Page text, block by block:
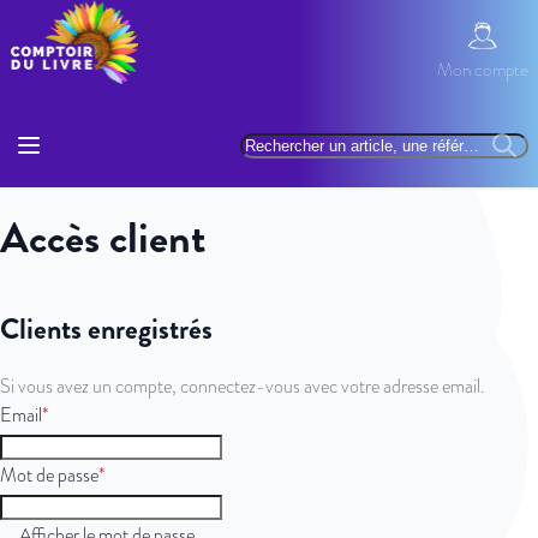
Allez au contenu
Rechercher
Mon
Mon compte
Accès client
Clients enregistrés
Si vous avez un compte, connectez-vous avec votre adresse email.
Email
Mot de passe